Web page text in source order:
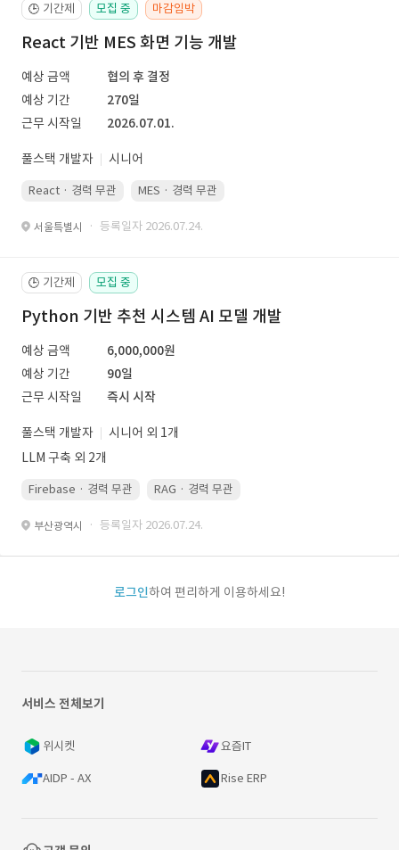
🕒 기간제 모집 중 마감임박
React 기반 MES 화면 기능 개발
예상 금액
협의 후 결정
예상 기간
270일
근무 시작일
2026.07.01.
풀스택 개발자 시니어
React · 경력 무관 MES · 경력 무관
서울특별시 · 등록일자 2026.07.24.
🕒 기간제 모집 중
Python 기반 추천 시스템 AI 모델 개발
예상 금액
6,000,000원
예상 기간
90일
근무 시작일
즉시 시작
풀스택 개발자
시니어 외 1개
LLM 구축 외 2개
Firebase · 경력 무관 RAG · 경력 무관
부산광역시 · 등록일자 2026.07.24.
로그인하여 편리하게 이용하세요!
서비스 전체보기
위시켓 요즘IT
AIDP - AX Rise ERP